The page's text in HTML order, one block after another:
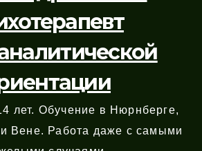
лет. Обучение в Нюрнберге,
Вене. Работа даже с самыми